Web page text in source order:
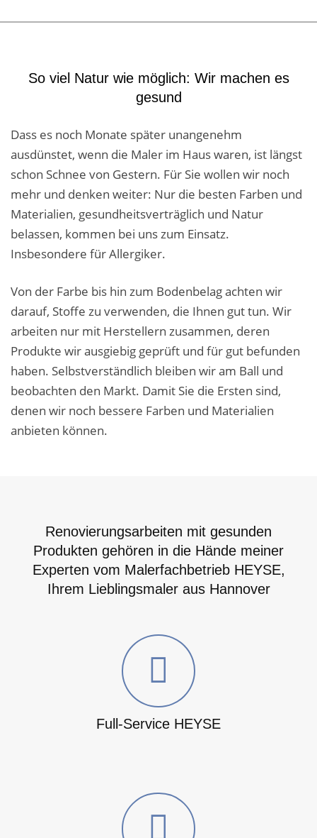
So viel Natur wie möglich: Wir machen es
gesund
Dass es noch Monate später unangenehm
ausdünstet, wenn die Maler im Haus waren, ist längst
schon Schnee von Gestern. Für Sie wollen wir noch
mehr und denken weiter: Nur die besten Farben und
Materialien, gesundheitsverträglich und Natur
belassen, kommen bei uns zum Einsatz.
Insbesondere für Allergiker.
Von der Farbe bis hin zum Bodenbelag achten wir
darauf, Stoffe zu verwenden, die Ihnen gut tun. Wir
arbeiten nur mit Herstellern zusammen, deren
Produkte wir ausgiebig geprüft und für gut befunden
haben. Selbstverständlich bleiben wir am Ball und
beobachten den Markt. Damit Sie die Ersten sind,
denen wir noch bessere Farben und Materialien
anbieten können.
Renovierungsarbeiten mit gesunden
Produkten gehören in die Hände meiner
Experten vom Malerfachbetrieb HEYSE,
Ihrem Lieblingsmaler aus Hannover
Full-Service HEYSE